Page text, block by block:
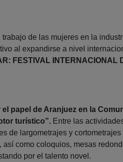
de las mujeres en la
al expandirse a nivel
FESTIVAL INTERNACIONAL
papel de Aranjuez en la
turístico”. Entre las
de largometrajes y cortometrajes
como coloquios, mesas
por el talento novel.